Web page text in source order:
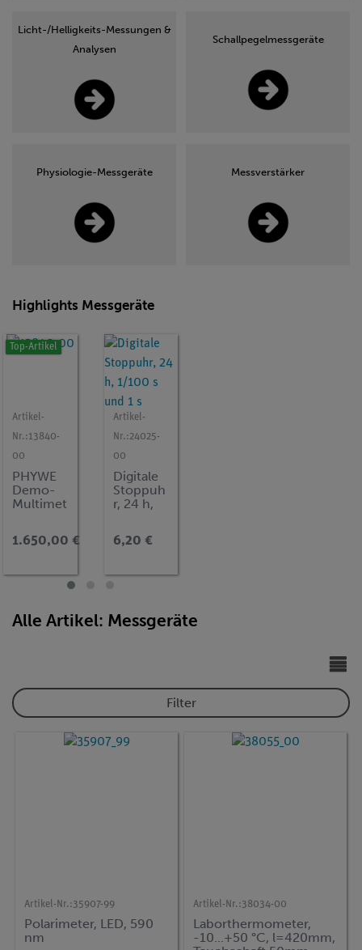
Licht-/Helligkeits-Messungen &
Analysen
Schallpegelmessgeräte
Physiologie-Messgeräte Messverstärker
Highlights Messgeräte
Top-Artikel
Artikel-
Nr.:13840-
00
PHYWE
Demo-
Multimet
3: Strom,
Spannun
Widersta
tur
1.650,00 €
Artikel-
Nr.:24025-
00
Digitale
Stoppuh
r, 24 h,
und 1 s
6,20 €
Alle Artikel: Messgeräte
Filter
Artikel-Nr.:35907-99
Polarimeter, LED, 590
nm
Artikel-Nr.:38034-00
Laborthermometer,
-10...+50 °C, l=420mm,